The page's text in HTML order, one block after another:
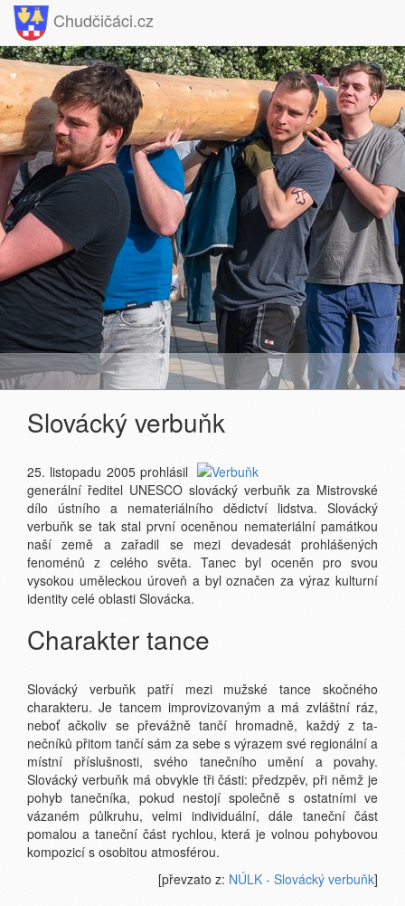
Chudčičáci.cz
Slovácký verbuňk
25. listopadu 2005 prohlásil
generální ředitel UNESCO slovácký verbuňk za Mistrovské
dílo ústního a nemateriálního dědictví lidstva. Slovácký
verbuňk se tak stal první oceněnou nemateriální památkou
naší země a zařadil se mezi devadesát prohlášených
fenoménů z celého světa. Tanec byl oceněn pro svou
vysokou uměleckou úroveň a byl označen za výraz kulturní
identity celé oblasti Slovácka.
Charakter tance
Slovácký verbuňk patří mezi mužské tance skočného
charakteru. Je tancem improvizovaným a má zvláštní ráz,
neboť ačkoliv se převážně tančí hromadně, každý z ta-
nečníků přitom tančí sám za sebe s výrazem své regionální a
místní příslušnosti, svého tanečního umění a povahy.
Slovácký verbuňk má obvykle tři části: předzpěv, při němž je
pohyb tanečníka, pokud nestojí společně s ostatními ve
vázaném půlkruhu, velmi individuální, dále taneční část
pomalou a taneční část rychlou, která je volnou pohybovou
kompozicí s osobitou atmosférou.
[převzato z: NÚLK - Slovácký verbuňk]